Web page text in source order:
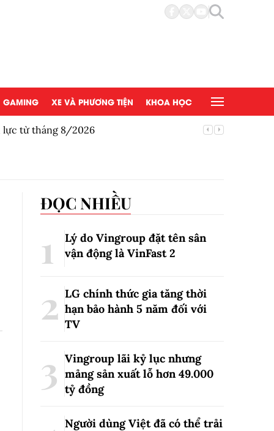
GAMING XE VÀ PHƯƠNG TIỆN KHOA HỌC
lực từ tháng 8/2026
ĐỌC NHIỀU
Lý do Vingroup đặt tên sân
vận động là VinFast2
LG chính thức gia tăng thời
hạn bảo hành 5 năm đối với
TV
Vingroup lãi kỷ lục nhưng
mảng sản xuất lỗ hơn 49.000
tỷ đồng
Người dùng Việt đã có thể trải